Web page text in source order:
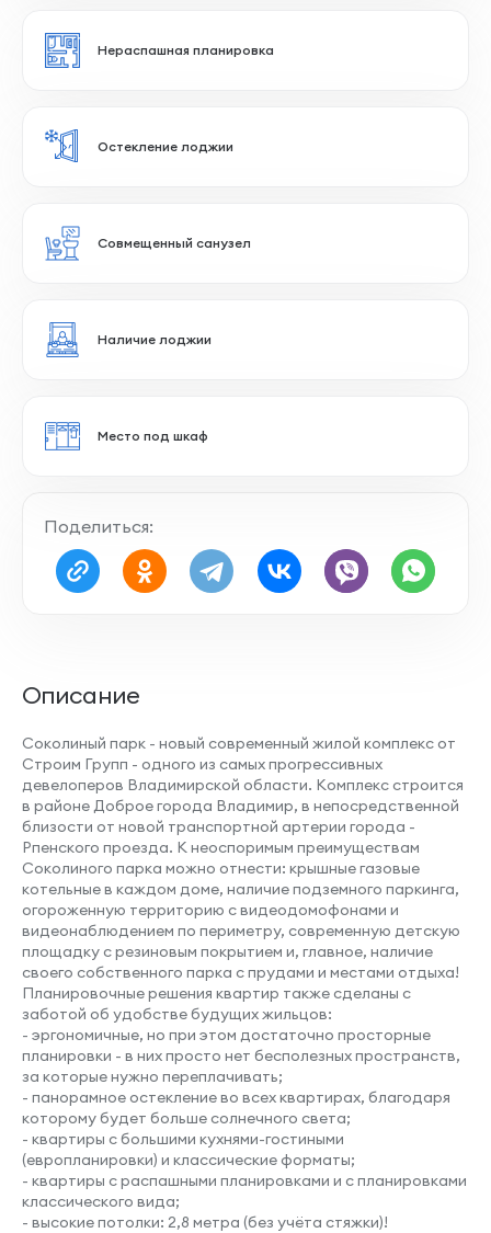
Нераспашная планировка
Остекление лоджии
Наличие лоджии
Место под шкаф
Поделиться:
Описание
Соколиный парк - новый современный жилой комплекс от
Строим Групп - одного из самых прогрессивных
девелоперов Владимирской области. Комплекс строится
в районе Доброе города Владимир, в непосредственной
близости от новой транспортной артерии города -
Рпенского проезда. К неоспоримым преимуществам
Соколиного парка можно отнести: крышные газовые
котельные в каждом доме, наличие подземного паркинга,
огороженную территорию с видеодомофонами и
видеонаблюдением по периметру, современную детскую
площадку с резиновым покрытием и, главное, наличие
своего собственного парка с прудами и местами отдыха!
Планировочные решения квартир также сделаны с
заботой об удобстве будущих жильцов:
- эргономичные, но при этом достаточно просторные
планировки - в них просто нет бесполезных пространств,
за которые нужно переплачивать;
- панорамное остекление во всех квартирах, благодаря
которому будет больше солнечного света;
- квартиры с большими кухнями-гостиными
(европланировки) и классические форматы;
- квартиры с распашными планировками и с планировками
классического вида;
- высокие потолки: 2,8 метра (без учёта стяжки)!